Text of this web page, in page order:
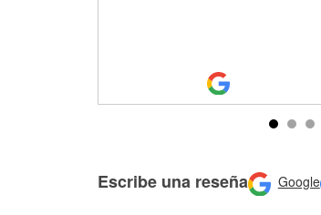
Escribe una reseña Google